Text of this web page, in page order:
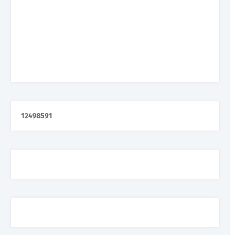
12498591